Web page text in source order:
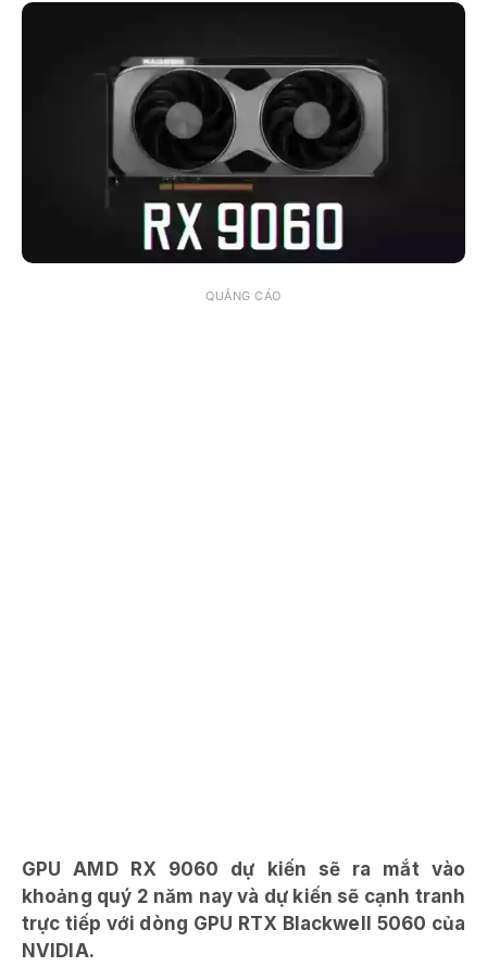
QUẢNG CÁO
GPU AMD RX 9060 dự kiến ​​sẽ ra mắt vào
khoảng quý 2 năm nay và dự kiến ​​sẽ cạnh tranh
trực tiếp với dòng GPU RTX Blackwell 5060 của
NVIDIA.